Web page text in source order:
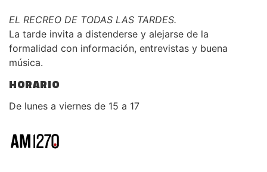
EL RECREO DE TODAS LAS TARDES.
La tarde invita a distenderse y alejarse de la
formalidad con información, entrevistas y buena
música.
HORARIO
De lunes a viernes de 15 a 17